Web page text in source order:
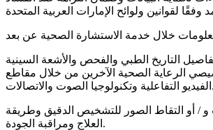
التاريخ الطبي والفحص والأشعة السينية
الرعاية الصحية الآخرين من خلال مقاطع
الفيديو التفاعلية وتكنولوجيا الصوت والاتصالات.
/ أو التقاط الصور للتشخيص الدقيق وطريقة
العلاج ومراقبة الجودة.